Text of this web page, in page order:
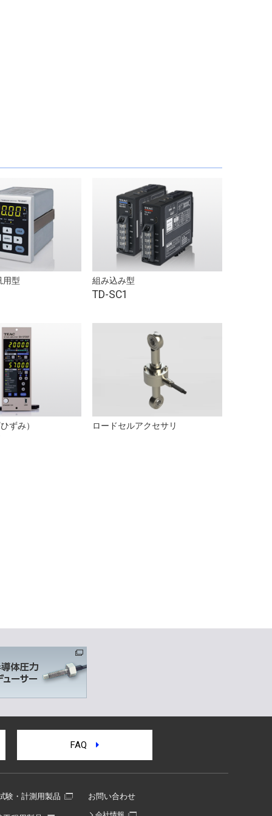
用型 組み込み型
TD-SC1
ずみ） ロードセルアクセサリ
FAQ
験・計測用製品 お問い合わせ